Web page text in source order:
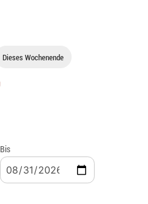
Dieses Wochenende
Bis